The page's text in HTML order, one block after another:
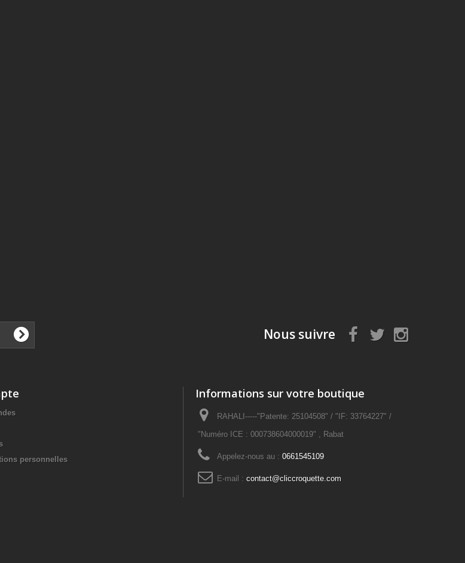
Nous suivre
personnelles
Informations sur votre boutique
RAHALI-----"Patente: 25104508" / "IF: 33764227" /
"Numéro ICE : 000738604000019" , Rabat
Appelez-nous au : 0661545109
E-mail : contact@cliccroquette.com